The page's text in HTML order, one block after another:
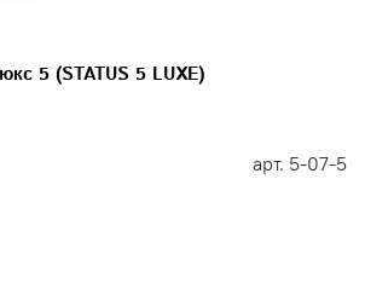
арт. 5-07-5
5 (STATUS 5 LUXE)